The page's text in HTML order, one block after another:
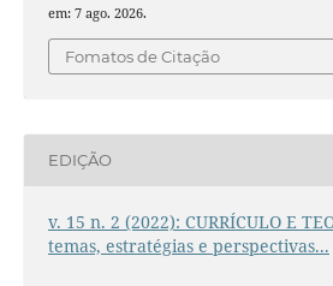
em: 7 ago. 2026.
Fomatos de Citação
EDIÇÃO
v. 15 n. 2 (2022): CURRÍCULO E
temas, estratégias e perspectivas...